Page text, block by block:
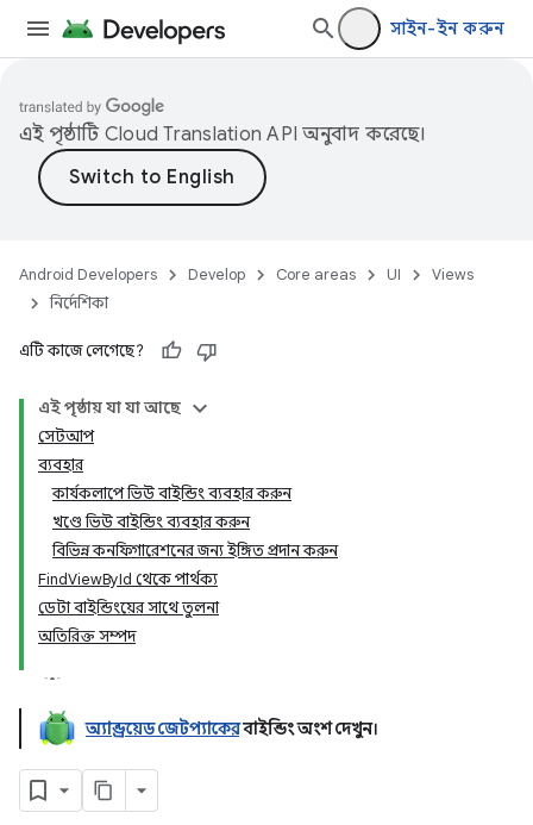
সাইন-ইন করুন
এই পৃষ্ঠাটি Cloud Translation API অনুবাদ করেছে।
Android Developers Develop Core areas UI
Views
নির্দেশিকা
এটি কাজে লেগেছে?
এই পৃষ্ঠায় যা যা আছে
সেটআপ
ব্যবহার
কার্যকলাপে ভিউ বাইন্ডিং ব্যবহার করুন
খণ্ডে ভিউ বাইন্ডিং ব্যবহার করুন
বিভিন্ন কনফিগারেশনের জন্য ইঙ্গিত প্রদান করুন
FindViewById থেকে পার্থক্য
ডেটা বাইন্ডিংয়ের সাথে তুলনা
অতিরিক্ত সম্পদ
অ্যান্ড্রয়েড জেটপ্যাকেরবাইন্ডিং অংশ দেখুন।